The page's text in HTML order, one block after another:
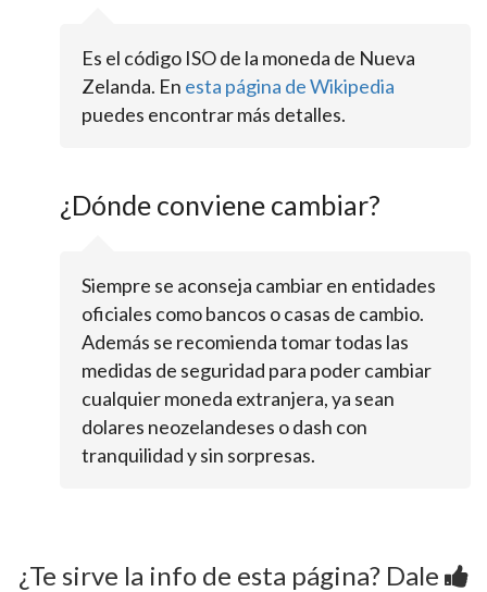
Es el código ISO de la moneda de Nueva
Zelanda. En esta página de Wikipedia
puedes encontrar más detalles.
¿Dónde conviene cambiar?
Siempre se aconseja cambiar en entidades
oficiales como bancos o casas de cambio.
Además se recomienda tomar todas las
medidas de seguridad para poder cambiar
cualquier moneda extranjera, ya sean
dolares neozelandeses o dash con
tranquilidad y sin sorpresas.
¿Te sirve la info de esta página? Dale